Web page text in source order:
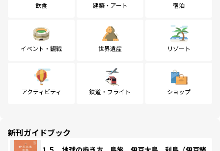
飲食 建築・アート 宿泊
イベント・観戦 世界遺産 リゾート
アクティビティ 鉄道・フライト ショップ
新刊ガイドブック